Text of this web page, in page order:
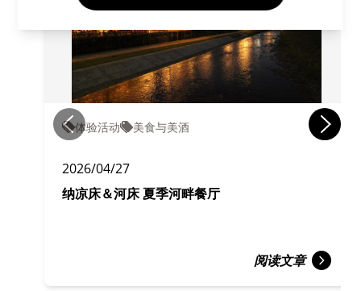
体验活动 美食与美酒
2026/04/27
纳凉床＆河床 夏季河畔餐厅
阅读文章